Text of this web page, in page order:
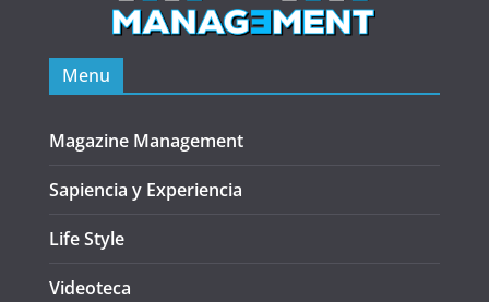
Menu
Magazine Management
Sapiencia y Experiencia
Life Style
Videoteca